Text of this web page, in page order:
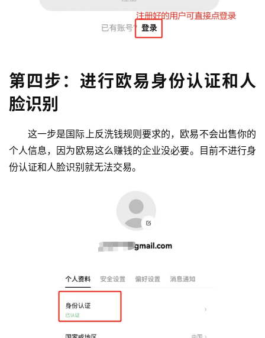
第四步：进行欧易身份认证和人
脸识别
这一步是国际上反洗钱规则要求的，欧易不会出售你的
个人信息，因为欧易这么赚钱的企业没必要。目前不进行身
份认证和人脸识别就无法交易。